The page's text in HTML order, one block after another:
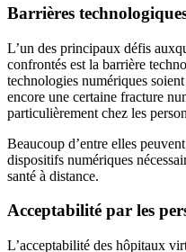
Barrières
L’un des principaux défis
confrontés est la barrière
technologies numériques
encore une certaine fracture
particulièrement chez les
Beaucoup d’entre elles
dispositifs numériques
santé à distance.
Acceptabilité par les
L’acceptabilité des hôpitaux